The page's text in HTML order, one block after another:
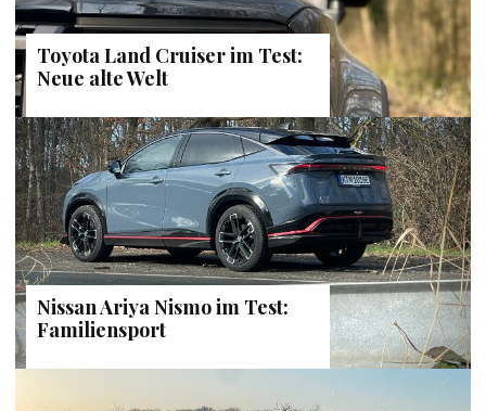
Toyota Land Cruiser im Test:
Neue alte Welt
Nissan Ariya Nismo im Test:
Familiensport